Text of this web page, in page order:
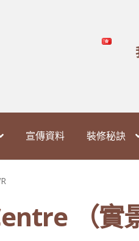
宣傳資料 裝修秘訣
（實